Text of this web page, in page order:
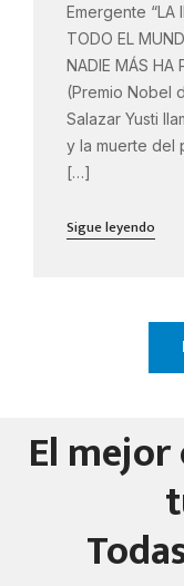
Emergente “LA
TODO EL
NADIE MÁS HA
(Premio Nobel
Salazar Yusti
y la muerte del
[…]
Sigue leyendo
El